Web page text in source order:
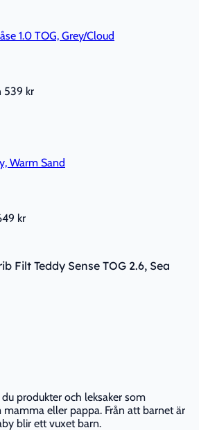
1.0 TOG, Grey/Cloud
539 kr
Warm Sand
kr
Filt Teddy Sense TOG 2.6, Sea
produkter och leksaker som
eller pappa. Från att barnet är
blir ett vuxet barn.